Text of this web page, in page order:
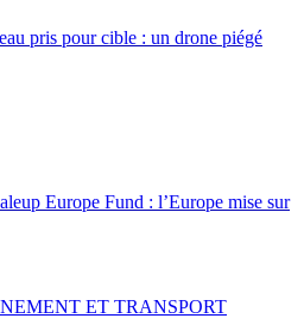
pris pour cible : un drone piégé
Europe Fund : l’Europe mise sur
ET TRANSPORT